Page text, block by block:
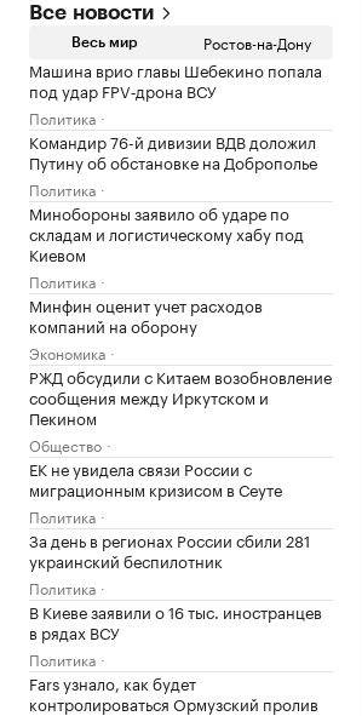
Все новости
Весь мир Ростов-на-Дону
Машина врио главы Шебекино попала
под удар FPV‑дрона ВСУ
Политика
Командир 76-й дивизии ВДВ доложил
Путину об обстановке на Доброполье
Политика
Минобороны заявило об ударе по
складам и логистическому хабу под
Киевом
Политика
Минфин оценит учет расходов
компаний на оборону
Экономика
РЖД обсудили с Китаем возобновление
сообщения между Иркутском и
Пекином
Общество
ЕК не увидела связи России с
миграционным кризисом в Сеуте
Политика
За день в регионах России сбили 281
украинский беспилотник
Политика
В Киеве заявили о 16 тыс. иностранцев
в рядах ВСУ
Политика
Fars узнало, как будет
контролироваться Ормузский пролив